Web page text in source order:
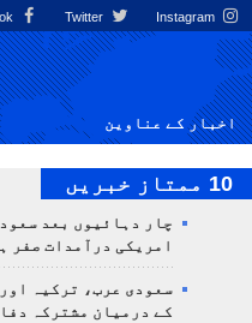
Instagram
اخبار کے عناوین
10 ممتاز خبریں
چار دہائیوں بعد
امریکی درآمدات صفر
سعودی عرب، ترکیہ
کے درمیان مشترکہ